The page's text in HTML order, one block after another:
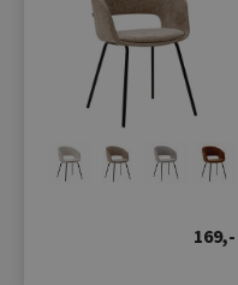
169,-